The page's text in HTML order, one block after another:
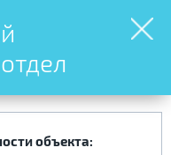
объекта: